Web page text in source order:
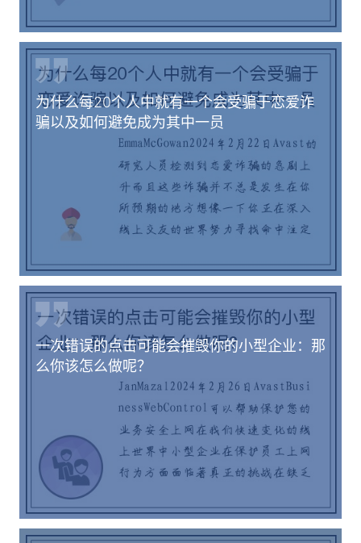
为什么每20个人中就有一个会受骗于恋爱诈
骗以及如何避免成为其中一员
一次错误的点击可能会摧毁你的小型企业：那
么你该怎么做呢？